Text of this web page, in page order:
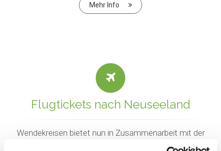
Mehr Info
Flugtickets nach Neuseeland
Wendekreisen bietet nun in Zusammenarbeit mit der
Global Wings Reisen GbR in Berlin auch günstige Flüge